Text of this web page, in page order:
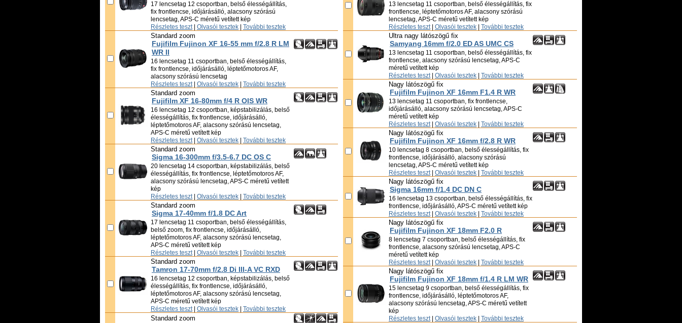
17 lencsetag 12 csoportban, belső élességállítás,
fix frontlencse, időjárásálló, alacsony szórású
lencsetag, APS-C méretű vetített kép
Részletes teszt Olvasói tesztek További tesztek
Standard zoom
Fujifilm Fujinon XF 16-55 mm f/2.8 R LM
WR II
16 lencsetag 11 csoportban, belső élességállítás,
fix frontlencse, időjárásálló, léptetőmotoros AF,
alacsony szórású lencsetag
Részletes teszt Olvasói tesztek További tesztek
Standard zoom
Fujifilm XF 16-80mm f/4 R OIS WR
16 lencsetag 12 csoportban, képstabilizálás, belső
élességállítás, fix frontlencse, időjárásálló,
léptetőmotoros AF, alacsony szórású lencsetag,
APS-C méretű vetített kép
Részletes teszt Olvasói tesztek További tesztek
Standard zoom
Sigma 16-300mm f/3.5-6.7 DC OS C
20 lencsetag 14 csoportban, képstabilizálás, belső
élességállítás, fix frontlencse, léptetőmotoros AF,
alacsony szórású lencsetag, APS-C méretű vetített
kép
Részletes teszt Olvasói tesztek További tesztek
Standard zoom
Sigma 17-40mm f/1.8 DC Art
17 lencsetag 11 csoportban, belső élességállítás,
belső zoom, fix frontlencse, időjárásálló,
léptetőmotoros AF, alacsony szórású lencsetag,
APS-C méretű vetített kép
Részletes teszt Olvasói tesztek További tesztek
Standard zoom
Tamron 17-70mm f/2.8 Di III-A VC RXD
16 lencsetag 12 csoportban, képstabilizálás, belső
élességállítás, fix frontlencse, időjárásálló,
léptetőmotoros AF, alacsony szórású lencsetag,
APS-C méretű vetített kép
Részletes teszt Olvasói tesztek További tesztek
Standard zoom
13 lencsetag 11 csoportban, belső élességállítás, fix
frontlencse, léptetőmotoros AF, alacsony szórású
lencsetag, APS-C méretű vetített kép
Részletes teszt Olvasói tesztek További tesztek
Ultra nagy látószögű fix
Samyang 16mm f/2.0 ED AS UMC CS
13 lencsetag 11 csoportban, belső élességállítás, fix
frontlencse, alacsony szórású lencsetag, APS-C
méretű vetített kép
Részletes teszt Olvasói tesztek További tesztek
Nagy látószögű fix
Fujifilm Fujinon XF 16mm F1.4 R WR
13 lencsetag 11 csoportban, fix frontlencse,
időjárásálló, alacsony szórású lencsetag, APS-C
méretű vetített kép
Részletes teszt Olvasói tesztek További tesztek
Nagy látószögű fix
Fujifilm Fujinon XF 16mm f/2.8 R WR
10 lencsetag 8 csoportban, belső élességállítás, fix
frontlencse, időjárásálló, alacsony szórású
lencsetag, APS-C méretű vetített kép
Részletes teszt Olvasói tesztek További tesztek
Nagy látószögű fix
Sigma 16mm f/1.4 DC DN C
16 lencsetag 13 csoportban, belső élességállítás, fix
frontlencse, időjárásálló, APS-C méretű vetített kép
Részletes teszt Olvasói tesztek További tesztek
Nagy látószögű fix
Fujifilm Fujinon XF 18mm F2.0 R
8 lencsetag 7 csoportban, belső élességállítás, fix
frontlencse, alacsony szórású lencsetag, APS-C
méretű vetített kép
Részletes teszt Olvasói tesztek További tesztek
Nagy látószögű fix
Fujifilm Fujinon XF 18mm f/1.4 R LM WR
15 lencsetag 9 csoportban, belső élességállítás, fix
frontlencse, időjárásálló, léptetőmotoros AF,
alacsony szórású lencsetag, APS-C méretű vetített
kép
Részletes teszt Olvasói tesztek További tesztek